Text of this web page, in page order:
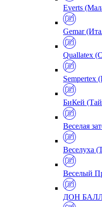
Everts
Gemar
Quallatex
Sempertex
БиКей
Веселая
Веселуха
Веселый
ДОН